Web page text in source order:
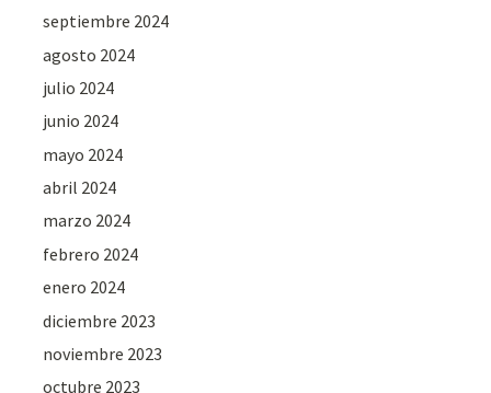
septiembre 2024
agosto 2024
julio 2024
junio 2024
mayo 2024
abril 2024
marzo 2024
febrero 2024
enero 2024
diciembre 2023
noviembre 2023
octubre 2023